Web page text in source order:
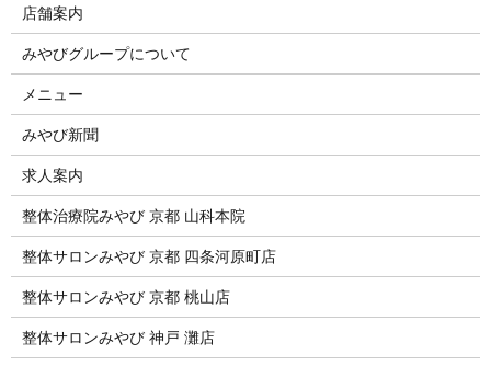
店舗案内
みやびグループについて
メニュー
みやび新聞
求人案内
整体治療院みやび 京都 山科本院
整体サロンみやび 京都 四条河原町店
整体サロンみやび 京都 桃山店
整体サロンみやび 神戸 灘店